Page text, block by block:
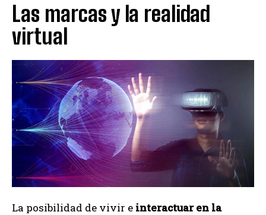
Las marcas y la realidad
virtual
La posibilidad de vivir e interactuar en la